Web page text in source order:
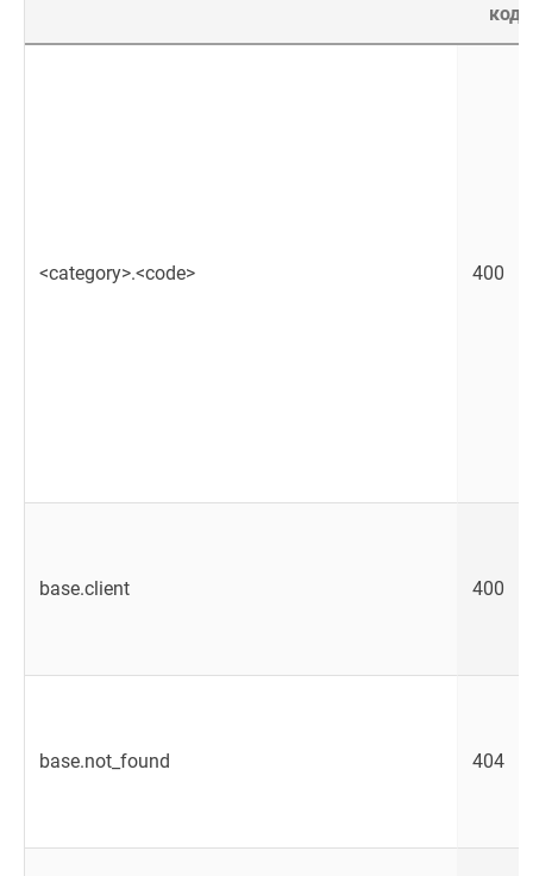
код
<category>.<code> 400
base.client 400
base.not_found 404